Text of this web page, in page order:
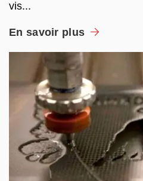
vis...
En savoir plus